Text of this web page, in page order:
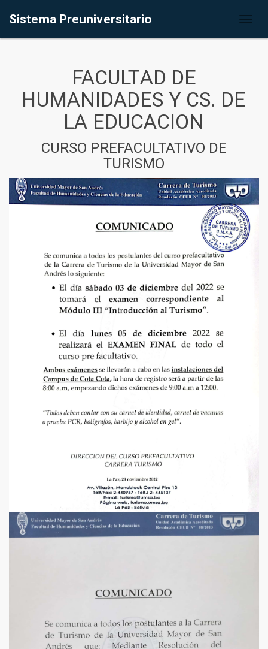
Sistema Preuniversitario
FACULTAD DE
HUMANIDADES Y CS. DE
LA EDUCACION
CURSO PREFACULTATIVO DE
TURISMO